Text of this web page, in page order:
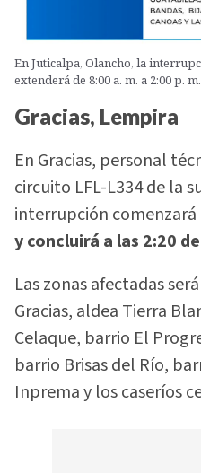
En Juticalpa, Olancho, la
extenderá de 8:00 a. m. a 2:00 p.
Gracias, Lempira
En Gracias, personal
circuito LFL-L334 de la
interrupción comenzará
y concluirá a las 2:20
Las zonas afectadas
Gracias, aldea Tierra
Celaque, barrio El
barrio Brisas del Río,
Inprema y los caseríos